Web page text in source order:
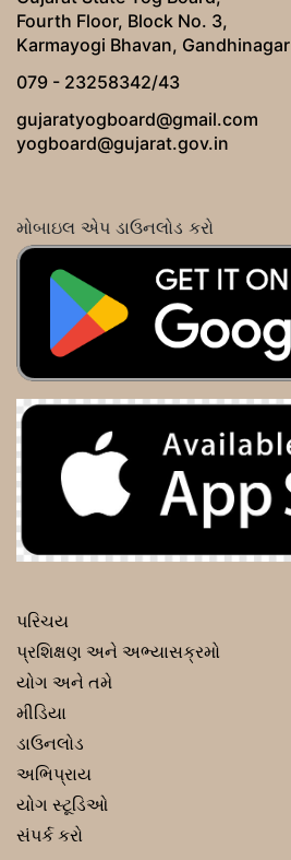
Fourth Floor, Block No. 3,
Karmayogi Bhavan, Gandhinagar
079 - 23258342/43
gujaratyogboard@gmail.com
yogboard@gujarat.gov.in
મોબાઇલ એપ ડાઉનલોડ કરો
પરિચય
પ્રશિક્ષણ અને અભ્યાસક્રમો
યોગ અને તમે
મીડિયા
ડાઉનલોડ
અભિપ્રાય
યોગ સ્ટૂડિઓ
સંપર્ક કરો